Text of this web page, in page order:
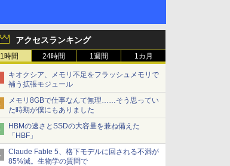
アクセスランキング
1時間 24時間 1週間 1カ月
キオクシア、メモリ不足をフラッシュメモリで
補う拡張モジュール
メモリ8GBで仕事なんて無理……そう思ってい
た時期が僕にもありました
HBMの速さとSSDの大容量を兼ね備えた
「HBF」
Claude Fable 5、格下モデルに回される不満が
85%減。生物学の質問で